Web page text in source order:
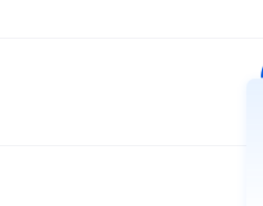
表示该值是否为Set的成员。 清…